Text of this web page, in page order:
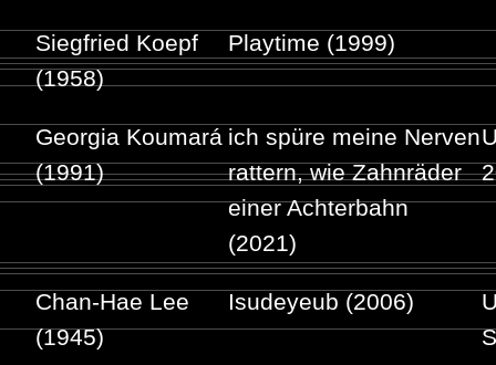
Siegfried Koepf
(1958)
Playtime (1999)
Georgia Koumará
(1991)
ich spüre meine Nerven
rattern, wie Zahnräder
einer Achterbahn
(2021)
Chan-Hae Lee
(1945)
Isudeyeub (2006)